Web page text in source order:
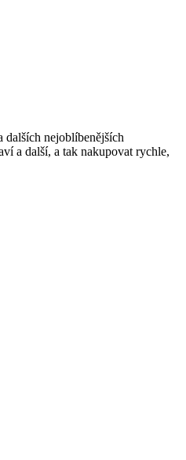
nejoblíbenějších
a další, a tak nakupovat rychle,